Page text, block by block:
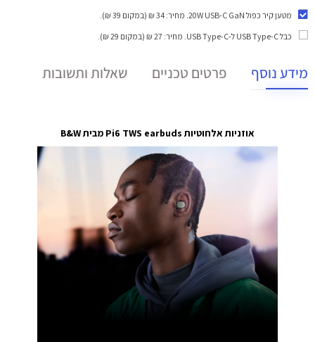
מטען קיר כפול 20W USB-C GaN
. מחיר: 34 ₪ (במקום 39 ₪).
כבל USB Type-C ל-USB Type-C
. מחיר: 27 ₪ (במקום 29 ₪).
מידע נוסף פרטים טכניים שאלות ותשובות
אוזניות אלחוטיות Pi6 TWS earbuds מבית B&W